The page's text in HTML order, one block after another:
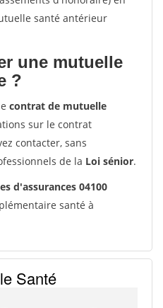
santé antérieur
une mutuelle
?
contrat de mutuelle
sur le contrat
contacter, sans
de la Loi sénior.
d'assurances 04100
santé à